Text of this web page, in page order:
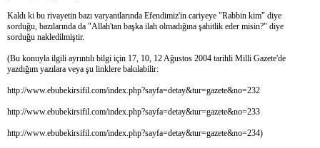
Kaldı ki bu rivayetin bazı varyantlarında Efendimiz'in cariyeye "Rabbin kim" diye
sorduğu, bazılarında da "Allah'tan başka ilah olmadığına şahitlik eder misin?" diye
sorduğu nakledilmiştir.
(Bu konuyla ilgili ayrıntılı bilgi için 17, 10, 12 Ağustos 2004 tarihli Milli Gazete'de
yazdığım yazılara veya şu linklere bakılabilir:
http://www.ebubekirsifil.com/index.php?sayfa=detay&tur=gazete&no=232
http://www.ebubekirsifil.com/index.php?sayfa=detay&tur=gazete&no=233
http://www.ebubekirsifil.com/index.php?sayfa=detay&tur=gazete&no=234)